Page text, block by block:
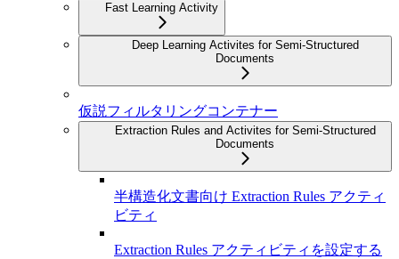
Fast Learning Activity
Deep Learning Activites for Semi-Structured
Documents
仮説フィルタリングコンテナー
Extraction Rules and Activites for Semi-Structured
Documents
半構造化文書向け Extraction Rules アクティ
ビティ
Extraction Rules アクティビティを設定する